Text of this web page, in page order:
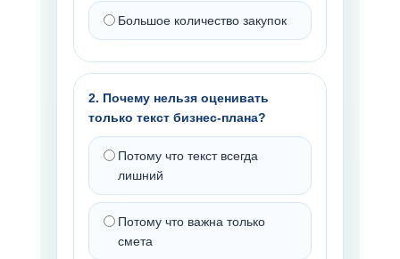
Большое количество закупок
2. Почему нельзя оценивать
только текст бизнес-плана?
Потому что текст всегда
лишний
Потому что важна только
смета